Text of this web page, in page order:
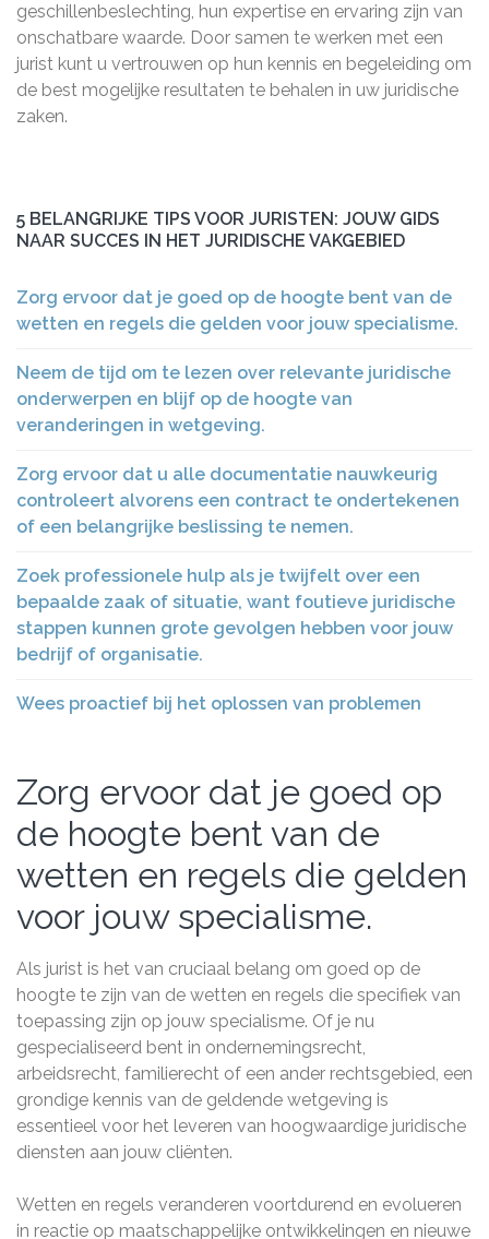
geschillenbeslechting, hun expertise en ervaring zijn van
onschatbare waarde. Door samen te werken met een
jurist kunt u vertrouwen op hun kennis en begeleiding om
de best mogelijke resultaten te behalen in uw juridische
zaken.
5 BELANGRIJKE TIPS VOOR JURISTEN: JOUW GIDS
NAAR SUCCES IN HET JURIDISCHE VAKGEBIED
Zorg ervoor dat je goed op de hoogte bent van de
wetten en regels die gelden voor jouw specialisme.
Neem de tijd om te lezen over relevante juridische
onderwerpen en blijf op de hoogte van
veranderingen in wetgeving.
Zorg ervoor dat u alle documentatie nauwkeurig
controleert alvorens een contract te ondertekenen
of een belangrijke beslissing te nemen.
Zoek professionele hulp als je twijfelt over een
bepaalde zaak of situatie, want foutieve juridische
stappen kunnen grote gevolgen hebben voor jouw
bedrijf of organisatie.
Wees proactief bij het oplossen van problemen
Zorg ervoor dat je goed op
de hoogte bent van de
wetten en regels die gelden
voor jouw specialisme.
Als jurist is het van cruciaal belang om goed op de
hoogte te zijn van de wetten en regels die specifiek van
toepassing zijn op jouw specialisme. Of je nu
gespecialiseerd bent in ondernemingsrecht,
arbeidsrecht, familierecht of een ander rechtsgebied, een
grondige kennis van de geldende wetgeving is
essentieel voor het leveren van hoogwaardige juridische
diensten aan jouw cliënten.
Wetten en regels veranderen voortdurend en evolueren
in reactie op maatschappelijke ontwikkelingen en nieuwe